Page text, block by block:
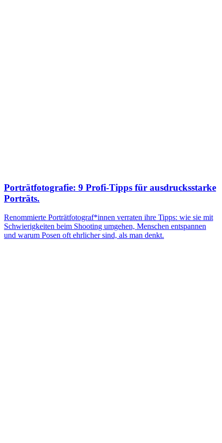
Porträtfotografie: 9 Profi-Tipps für ausdrucksstarke
Porträts.
Renommierte Porträtfotograf*innen verraten ihre Tipps: wie sie mit
Schwierigkeiten beim Shooting umgehen, Menschen entspannen
und warum Posen oft ehrlicher sind, als man denkt.